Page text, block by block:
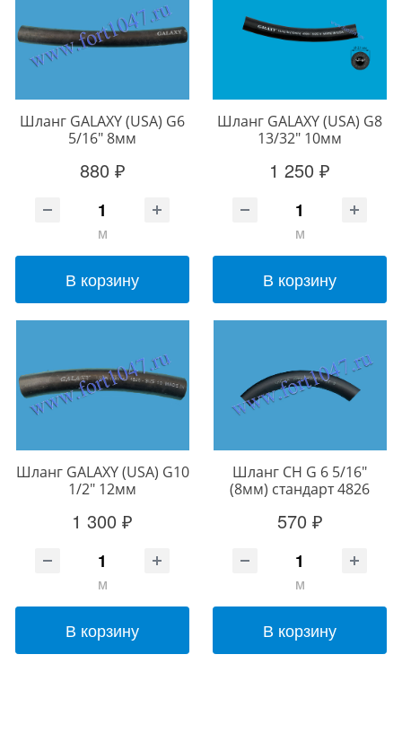
Шланг GALAXY (USA) G6
5/16" 8мм
880 ₽
м
В корзину
Шланг GALAXY (USA) G8
13/32" 10мм
1 250 ₽
м
В корзину
Шланг GALAXY (USA) G10
1/2" 12мм
1 300 ₽
м
В корзину
Шланг CH G 6 5/16"
(8мм) стандарт 4826
570 ₽
м
В корзину